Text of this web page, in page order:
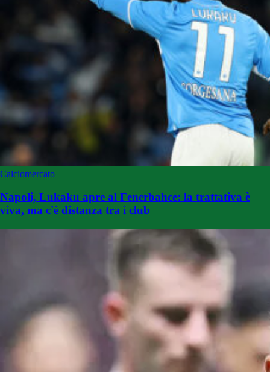
Calciomercato
Napoli, Lukaku apre al Fenerbahce: la trattativa è
viva, ma c'è distanza tra i club